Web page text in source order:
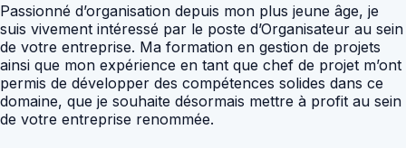
Passionné d’organisation depuis mon plus jeune âge, je
suis vivement intéressé par le poste d’Organisateur au sein
de votre entreprise. Ma formation en gestion de projets
ainsi que mon expérience en tant que chef de projet m’ont
permis de développer des compétences solides dans ce
domaine, que je souhaite désormais mettre à profit au sein
de votre entreprise renommée.